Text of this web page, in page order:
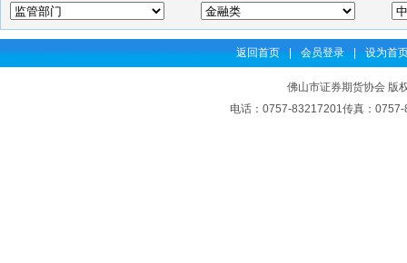
返回首页 | 会员登录 | 设为首
佛山市证券期货协会 版
电话：0757-83217201传真：